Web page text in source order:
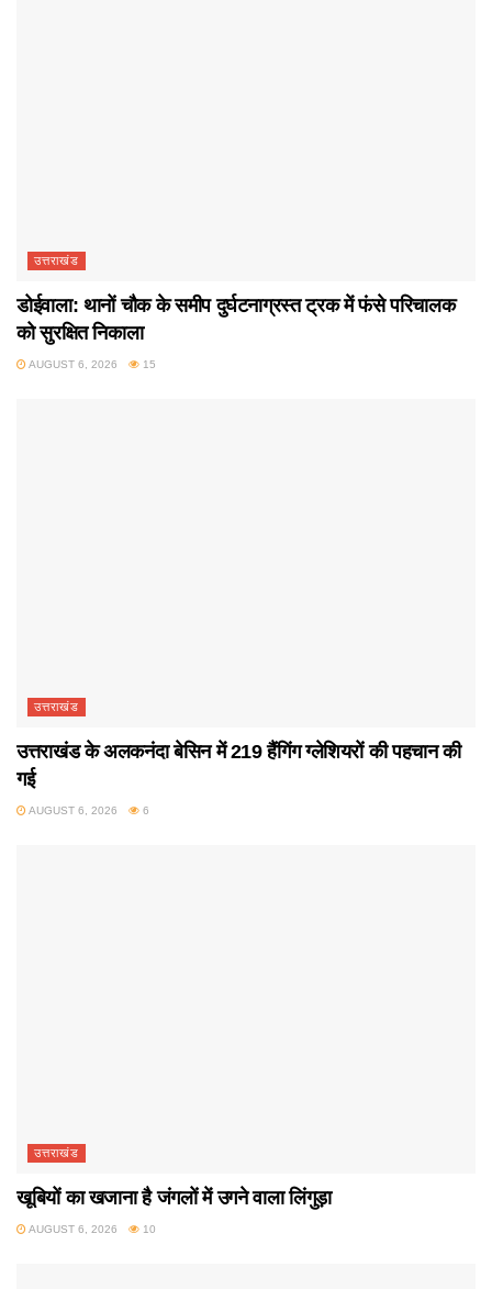
उत्तराखंड
डोईवाला: थानों चौक के समीप दुर्घटनाग्रस्त ट्रक में फंसे परिचालक
को सुरक्षित निकाला
AUGUST 6, 2026 15
उत्तराखंड
उत्तराखंड के अलकनंदा बेसिन में 219 हैंगिंग ग्लेशियरों की पहचान की
गई
AUGUST 6, 2026 6
उत्तराखंड
खूबियों का खजाना है जंगलों में उगने वाला लिंगुड़ा
AUGUST 6, 2026 10